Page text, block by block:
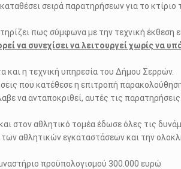
σειρά παρατηρήσεων για το κτίριο
πως σύμφωνα με την τεχνική έκθεση
συνεχίσει να λειτουργεί χωρίς να
και η τεχνική υπηρεσία του Δήμου Σερρών.
που κατέθεσε η επιτροπή
να ανταποκριθεί, αυτές τις
στον αθλητικό τομέα έδωσε όλες τις
αθλητικών εγκαταστάσεων και την
προϋπολογισμού 300.000 ευρώ